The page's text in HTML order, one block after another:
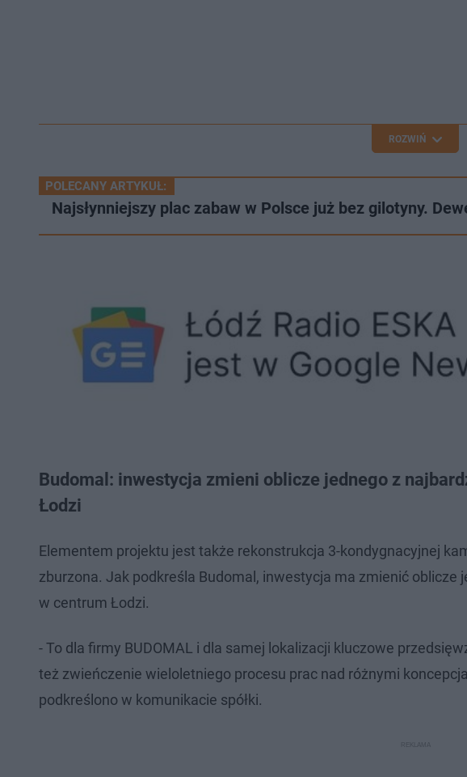
ROZWIŃ
POLECANY ARTYKUŁ:
Najsłynniejszy plac zabaw w Polsce już bez gilotyny.
Budomal: inwestycja zmieni oblicze jednego z
Łodzi
Elementem projektu jest także rekonstrukcja 3-kondygnacyjnej
zburzona. Jak podkreśla Budomal, inwestycja ma zmienić
w centrum Łodzi.
- To dla firmy BUDOMAL i dla samej lokalizacji kluczowe
też zwieńczenie wieloletniego procesu prac nad różnymi
podkreślono w komunikacie spółki.